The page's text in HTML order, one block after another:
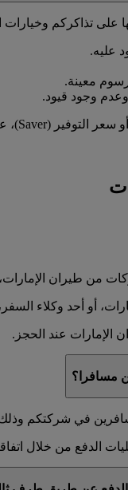
على تذاكركم وخيارات
طيران الإمارات،
أو أحد وكلاء السفر،
عند الحجز.
مسافرا؟
في شركتكم
الدفع من خلال